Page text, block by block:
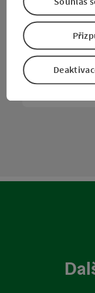
cyklistiky - v
po mírných
Termín:
od € 634,00